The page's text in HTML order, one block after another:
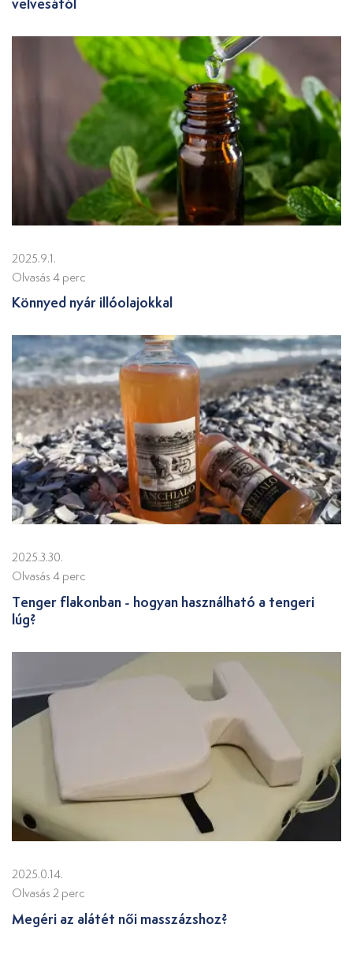
2025.9.1.
Olvasás 4 perc
Könnyed nyár illóolajokkal
2025.3.30.
Olvasás 4 perc
Tenger flakonban - hogyan használható a tengeri
lúg?
2025.0.14.
Olvasás 2 perc
Megéri az alátét női masszázshoz?